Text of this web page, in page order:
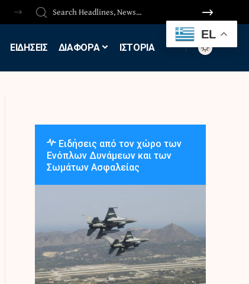
ΕΙΔΗΣΕΙΣ ΔΙΑΦΟΡΑ ΙΣΤΟΡΙΑ
Ειδήσεις από τον χώρο των
Ενόπλων Δυνάμεων και των
Σωμάτων Ασφαλείας
EL